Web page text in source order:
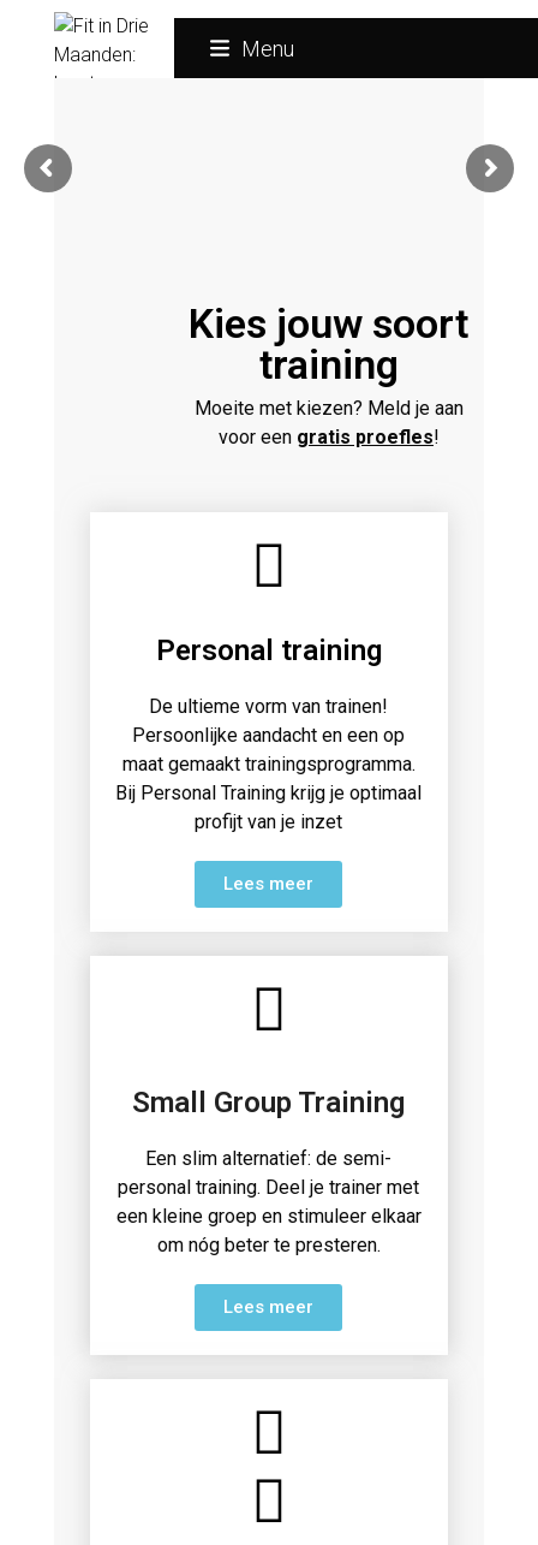
content
Menu
Kies jouw soort
training
Moeite met kiezen? Meld je aan
voor een gratis proefles!
Personal training
De ultieme vorm van trainen!
Persoonlijke aandacht en een op
maat gemaakt trainingsprogramma.
Bij Personal Training krijg je optimaal
profijt van je inzet
Lees meer
Small Group Training
Een slim alternatief: de semi-
personal training. Deel je trainer met
een kleine groep en stimuleer elkaar
om nóg beter te presteren.
Lees meer